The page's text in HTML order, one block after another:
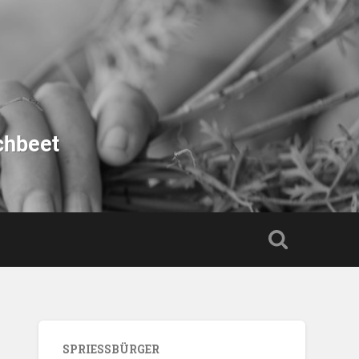
SPRIESSBÜRGER